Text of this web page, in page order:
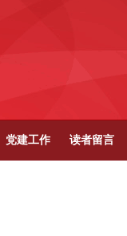
党建工作 读者留言